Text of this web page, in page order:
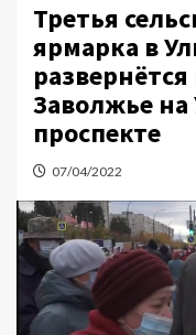
Третья
ярмарка в
развернётся
Заволжье на
проспекте
07/04/2022